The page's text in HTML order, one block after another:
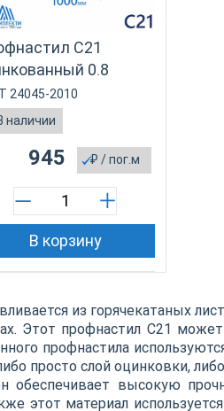
С21
0.8
24045-2010
наличии
₽ / пог.м
945
В корзину
из горячекатаных
Этот профнастил С21
профнастила
просто слой оцинковки,
обеспечивает высокую
этот материал